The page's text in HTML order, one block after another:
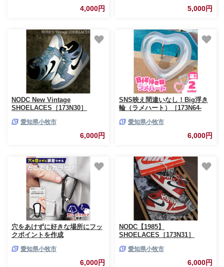
4,000円 5,000円
NODC New Vintage
SHOELACES［173N30］
愛知県小牧市
6,000円
SNS映え間違いなし！Big浮き
輪（ラメハート）［173N64-
愛知県小牧市
6,000円
穴をあけずに好きな場所にフッ
クポイントを作成
［160V02］
愛知県小牧市
6,000円
NODC【1985】
SHOELACES［173N31］
愛知県小牧市
6,000円